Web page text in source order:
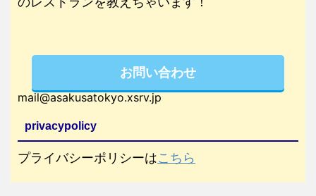
お問い合わせ
mail@asakusatokyo.xsrv.jp
privacypolicy
プライバシーポリシーはこちら